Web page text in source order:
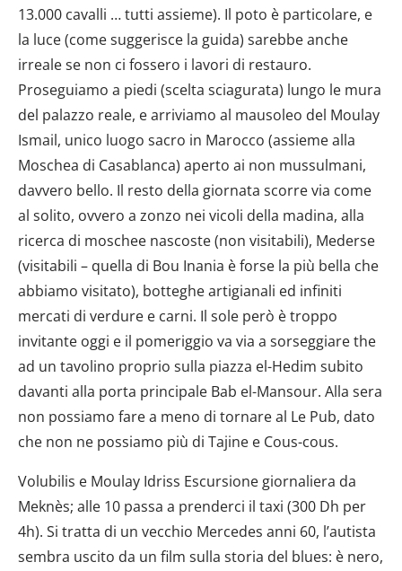
13.000 cavalli … tutti assieme). Il poto è particolare, e
la luce (come suggerisce la guida) sarebbe anche
irreale se non ci fossero i lavori di restauro.
Proseguiamo a piedi (scelta sciagurata) lungo le mura
del palazzo reale, e arriviamo al mausoleo del Moulay
Ismail, unico luogo sacro in Marocco (assieme alla
Moschea di Casablanca) aperto ai non mussulmani,
davvero bello. Il resto della giornata scorre via come
al solito, ovvero a zonzo nei vicoli della madina, alla
ricerca di moschee nascoste (non visitabili), Mederse
(visitabili – quella di Bou Inania è forse la più bella che
abbiamo visitato), botteghe artigianali ed infiniti
mercati di verdure e carni. Il sole però è troppo
invitante oggi e il pomeriggio va via a sorseggiare the
ad un tavolino proprio sulla piazza el-Hedim subito
davanti alla porta principale Bab el-Mansour. Alla sera
non possiamo fare a meno di tornare al Le Pub, dato
che non ne possiamo più di Tajine e Cous-cous.
Volubilis e Moulay Idriss Escursione giornaliera da
Meknès; alle 10 passa a prenderci il taxi (300 Dh per
4h). Si tratta di un vecchio Mercedes anni 60, l’autista
sembra uscito da un film sulla storia del blues: è nero,